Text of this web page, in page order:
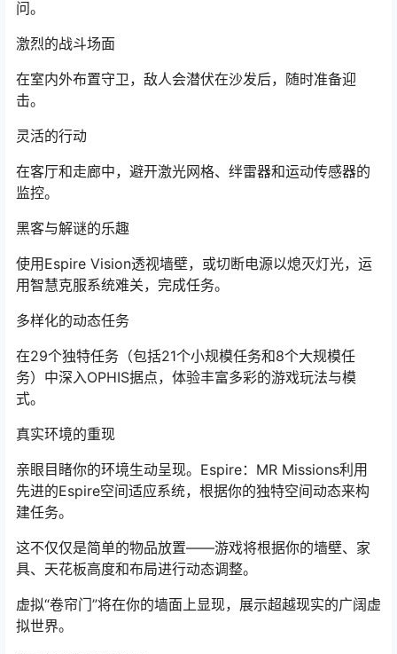
问。
激烈的战斗场面
在室内外布置守卫，敌人会潜伏在沙发后，随时准备迎
击。
灵活的行动
在客厅和走廊中，避开激光网格、绊雷器和运动传感器的
监控。
黑客与解谜的乐趣
使用Espire Vision透视墙壁，或切断电源以熄灭灯光，运
用智慧克服系统难关，完成任务。
多样化的动态任务
在29个独特任务（包括21个小规模任务和8个大规模任
务）中深入OPHIS据点，体验丰富多彩的游戏玩法与模
式。
真实环境的重现
亲眼目睹你的环境生动呈现。Espire：MR Missions利用
先进的Espire空间适应系统，根据你的独特空间动态来构
建任务。
这不仅仅是简单的物品放置——游戏将根据你的墙壁、家
具、天花板高度和布局进行动态调整。
虚拟“卷帘门”将在你的墙面上显现，展示超越现实的广阔虚
拟世界。